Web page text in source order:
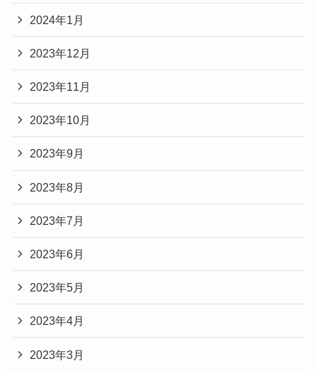
2024年1月
2023年12月
2023年11月
2023年10月
2023年9月
2023年8月
2023年7月
2023年6月
2023年5月
2023年4月
2023年3月